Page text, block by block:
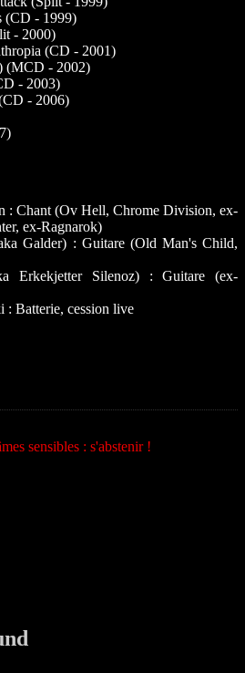
(CD - 1999)
- 2000)
(CD - 2001)
(MCD - 2002)
- 2003)
- 2006)
: Chant (Ov Hell, Chrome Division, ex-
ex-Ragnarok)
Galder) : Guitare (Old Man's Child,
Erkekjetter Silenoz) : Guitare (ex-
Batterie, cession live
sensibles : s'abstenir !